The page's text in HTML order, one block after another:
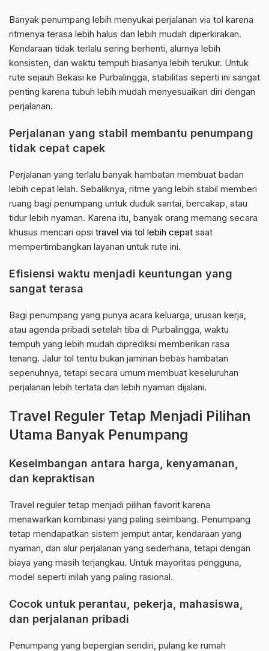
Banyak penumpang lebih menyukai perjalanan via tol karena
ritmenya terasa lebih halus dan lebih mudah diperkirakan.
Kendaraan tidak terlalu sering berhenti, alurnya lebih
konsisten, dan waktu tempuh biasanya lebih terukur. Untuk
rute sejauh Bekasi ke Purbalingga, stabilitas seperti ini sangat
penting karena tubuh lebih mudah menyesuaikan diri dengan
perjalanan.
Perjalanan yang stabil membantu penumpang
tidak cepat capek
Perjalanan yang terlalu banyak hambatan membuat badan
lebih cepat lelah. Sebaliknya, ritme yang lebih stabil memberi
ruang bagi penumpang untuk duduk santai, bercakap, atau
tidur lebih nyaman. Karena itu, banyak orang memang secara
khusus mencari opsi travel via tol lebih cepat saat
mempertimbangkan layanan untuk rute ini.
Efisiensi waktu menjadi keuntungan yang
sangat terasa
Bagi penumpang yang punya acara keluarga, urusan kerja,
atau agenda pribadi setelah tiba di Purbalingga, waktu
tempuh yang lebih mudah diprediksi memberikan rasa
tenang. Jalur tol tentu bukan jaminan bebas hambatan
sepenuhnya, tetapi secara umum membuat keseluruhan
perjalanan lebih tertata dan lebih nyaman dijalani.
Travel Reguler Tetap Menjadi Pilihan
Utama Banyak Penumpang
Keseimbangan antara harga, kenyamanan,
dan kepraktisan
Travel reguler tetap menjadi pilihan favorit karena
menawarkan kombinasi yang paling seimbang. Penumpang
tetap mendapatkan sistem jemput antar, kendaraan yang
nyaman, dan alur perjalanan yang sederhana, tetapi dengan
biaya yang masih terjangkau. Untuk mayoritas pengguna,
model seperti inilah yang paling rasional.
Cocok untuk perantau, pekerja, mahasiswa,
dan perjalanan pribadi
Penumpang yang bepergian sendiri, pulang ke rumah